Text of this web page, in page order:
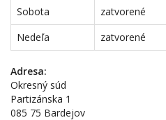
Sobota
zatvorené
Nedeľa
zatvorené
Adresa:
Okresný súd
Partizánska 1
085 75 Bardejov